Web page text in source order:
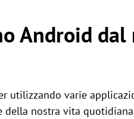
Android dal
varie
nostra vita